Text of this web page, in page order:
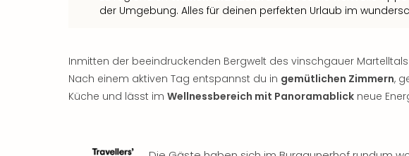
der Umgebung. Alles für deinen perfekten Urlaub im
Inmitten der beeindruckenden Bergwelt des vinschgauer
Nach einem aktiven Tag entspannst du in gemütlichen Zimmern,
Küche und lässt im Wellnessbereich mit Panoramablick neue